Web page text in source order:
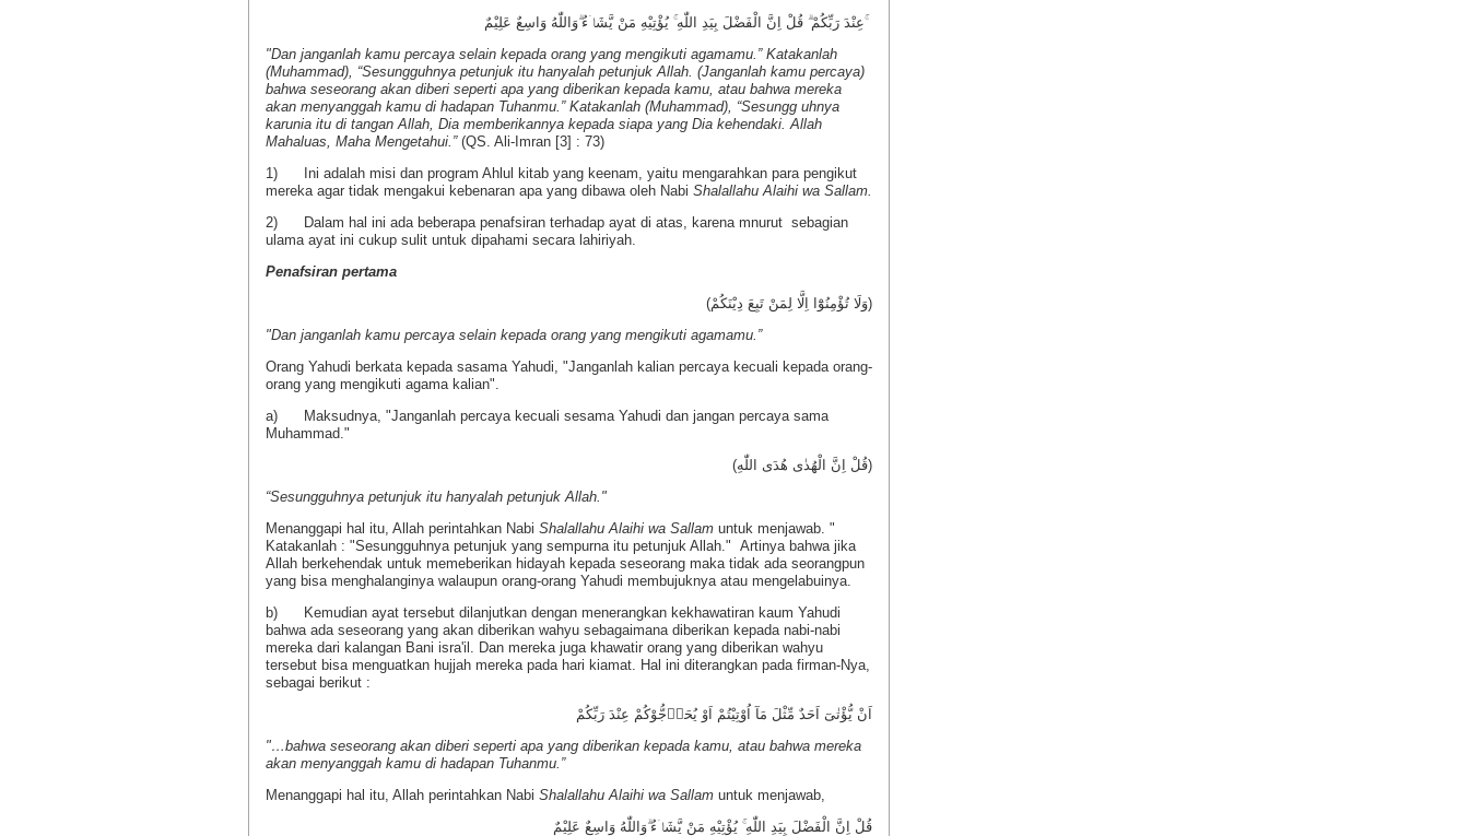
عِنْدَ رَبِّكُمْ ۗ قُلْ اِنَّ الْفَضْلَ بِيَدِ اللّٰهِ ۚ يُؤْتِيْهِ مَنْ يَّشَاۤءُ ۗوَاللّٰهُ وَاسِعٌ عَلِيْمٌ ۚ
"Dan janganlah kamu percaya selain kepada orang yang mengikuti agamamu.” Katakanlah
(Muhammad), “Sesungguhnya petunjuk itu hanyalah petunjuk Allah. (Janganlah kamu percaya)
bahwa seseorang akan diberi seperti apa yang diberikan kepada kamu, atau bahwa mereka
akan menyanggah kamu di hadapan Tuhanmu.” Katakanlah (Muhammad), “Sesungg uhnya
karunia itu di tangan Allah, Dia memberikannya kepada siapa yang Dia kehendaki. Allah
Mahaluas, Maha Mengetahui.” (QS. Ali-Imran [3] : 73)
1) Ini adalah misi dan program Ahlul kitab yang keenam, yaitu mengarahkan para pengikut
mereka agar tidak mengakui kebenaran apa yang dibawa oleh Nabi Shalallahu Alaihi wa Sallam.
2) Dalam hal ini ada beberapa penafsiran terhadap ayat di atas, karena mnurut sebagian
ulama ayat ini cukup sulit untuk dipahami secara lahiriyah.
Penafsiran pertama
(وَلَا تُؤْمِنُوْٓا اِلَّا لِمَنْ تَبِعَ دِيْنَكُمْ)
"Dan janganlah kamu percaya selain kepada orang yang mengikuti agamamu.”
Orang Yahudi berkata kepada sasama Yahudi, "Janganlah kalian percaya kecuali kepada orang-
orang yang mengikuti agama kalian".
a) Maksudnya, "Janganlah percaya kecuali sesama Yahudi dan jangan percaya sama
Muhammad."
(قُلْ اِنَّ الْهُدٰى هُدَى اللّٰهِ)
“Sesungguhnya petunjuk itu hanyalah petunjuk Allah."
Menanggapi hal itu, Allah perintahkan Nabi Shalallahu Alaihi wa Sallam untuk menjawab. "
Katakanlah : "Sesungguhnya petunjuk yang sempurna itu petunjuk Allah." Artinya bahwa jika
Allah berkehendak untuk memeberikan hidayah kepada seseorang maka tidak ada seorangpun
yang bisa menghalanginya walaupun orang-orang Yahudi membujuknya atau mengelabuinya.
b) Kemudian ayat tersebut dilanjutkan dengan menerangkan kekhawatiran kaum Yahudi
bahwa ada seseorang yang akan diberikan wahyu sebagaimana diberikan kepada nabi-nabi
mereka dari kalangan Bani isra'il. Dan mereka juga khawatir orang yang diberikan wahyu
tersebut bisa menguatkan hujjah mereka pada hari kiamat. Hal ini diterangkan pada firman-Nya,
sebagai berikut :
اَنْ يُّؤْتٰىٓ اَحَدٌ مِّثْلَ مَآ اُوْتِيْتُمْ اَوْ يُحَاۤجُّوْكُمْ عِنْدَ رَبِّكُمْ
"…bahwa seseorang akan diberi seperti apa yang diberikan kepada kamu, atau bahwa mereka
akan menyanggah kamu di hadapan Tuhanmu.”
Menanggapi hal itu, Allah perintahkan Nabi Shalallahu Alaihi wa Sallam untuk menjawab,
قُلْ اِنَّ الْفَضْلَ بِيَدِ اللّٰهِ ۚ يُؤْتِيْهِ مَنْ يَّشَاۤءُ ۗوَاللّٰهُ وَاسِعٌ عَلِيْمٌ